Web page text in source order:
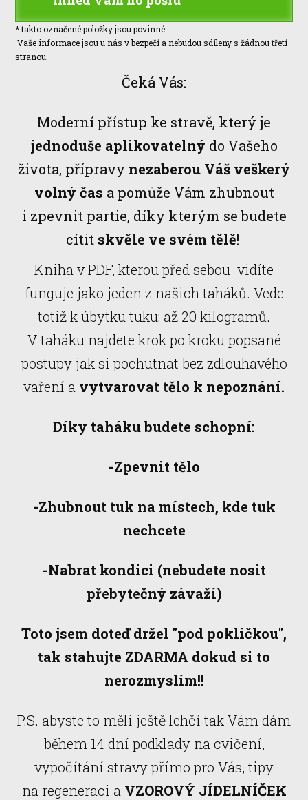
* takto označené položky jsou povinné
Vaše informace jsou u nás v bezpečí a nebudou sdíleny s žádnou třetí
stranou.
Čeká Vás:
Moderní přístup ke stravě, který je
jednoduše aplikovatelný do Vašeho
života, přípravy nezaberou Váš veškerý
volný čas a pomůže Vám zhubnout
i zpevnit partie, díky kterým se budete
cítit skvěle ve svém tělě!
Kniha v PDF, kterou před sebou vidíte
funguje jako jeden z našich taháků. Vede
totiž k úbytku tuku: až 20 kilogramů.
V taháku najdete krok po kroku popsané
postupy jak si pochutnat bez zdlouhavého
vaření a vytvarovat tělo k nepoznání.
Díky taháku budete schopní:
-Zpevnit tělo
-Zhubnout tuk na místech, kde tuk
nechcete
-Nabrat kondici (nebudete nosit
přebytečný závaží)
Toto jsem doteď držel "pod pokličkou",
tak stahujte ZDARMA dokud si to
nerozmyslím!!
P.S. abyste to měli ještě lehčí tak Vám dám
během 14 dní podklady na cvičení,
vypočítání stravy přímo pro Vás, tipy
na regeneraci a VZOROVÝ JÍDELNÍČEK